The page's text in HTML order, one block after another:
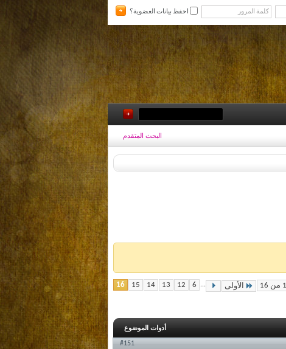
احفظ بيانات العضوية؟
البحث المتقدم
الأولى ...
6
12
13
14
15
16
أدوات الموضوع
#151